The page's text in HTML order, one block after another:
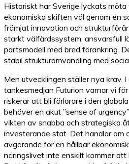
Historiskt har Sverige lyckats möta
ekonomiska skiften väl genom en
främjat innovation och
starkt välfärdssystem, ansvarsfull
partsmodell med bred förankring.
stabil strukturomvandling med
Men utvecklingen ställer nya krav.
tankesmedjan Futurion varnar vi
riskerar att bli förlorare i den
behöver en akut ”sense of
vikten av snabba och strategiska
investerande stat. Det handlar om
avgörande för en hållbar
näringslivet inte enskilt kommer att